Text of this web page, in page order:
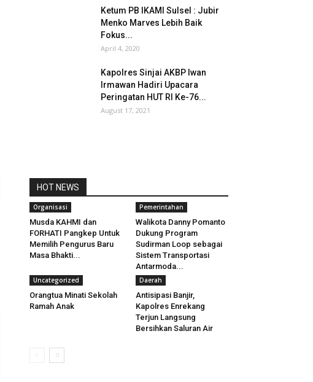
Ketum PB IKAMI Sulsel : Jubir
Menko Marves Lebih Baik
Fokus...
April 4, 2020
Kapolres Sinjai AKBP Iwan
Irmawan Hadiri Upacara
Peringatan HUT RI Ke-76...
August 17, 2021
HOT NEWS
Organisasi
Musda KAHMI dan
FORHATI Pangkep Untuk
Memilih Pengurus Baru
Masa Bhakti...
Pemerintahan
Walikota Danny Pomanto
Dukung Program
Sudirman Loop sebagai
Sistem Transportasi
Antarmoda...
Uncategorized
Orangtua Minati Sekolah
Ramah Anak
Daerah
Antisipasi Banjir,
Kapolres Enrekang
Terjun Langsung
Bersihkan Saluran Air